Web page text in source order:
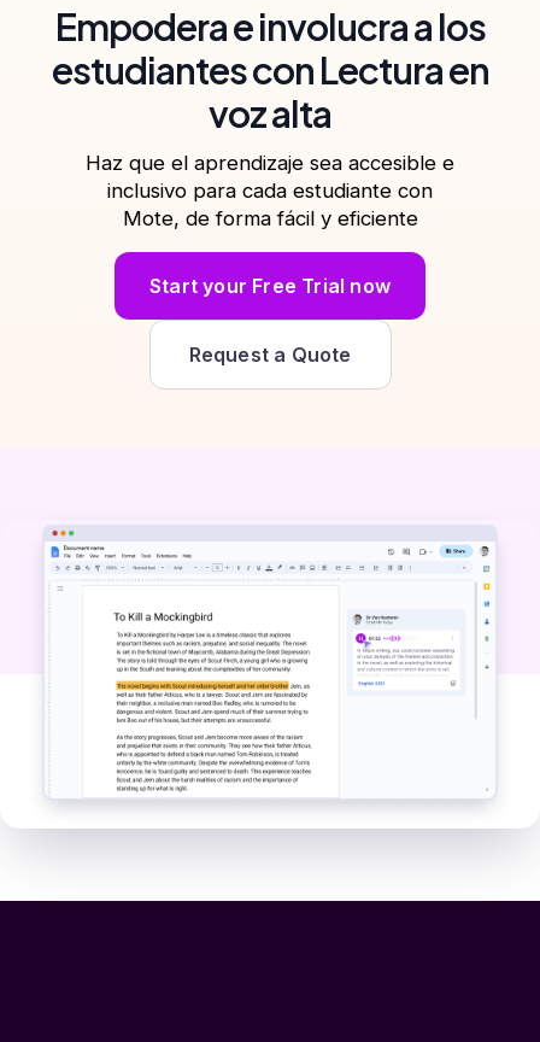
Empodera e involucra a los
estudiantes con Lectura en
voz alta
Haz que el aprendizaje sea accesible e
inclusivo para cada estudiante con
Mote, de forma fácil y eficiente
Start your Free Trial now
Request a Quote